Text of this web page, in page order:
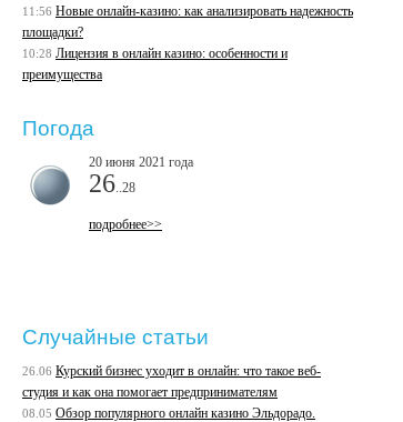
11:56 Новые онлайн-казино: как анализировать надежность
площадки?
10:28 Лицензия в онлайн казино: особенности и
преимущества
Погода
20 июня 2021 года
26 ..28
подробнее>>
Случайные статьи
26.06 Курский бизнес уходит в онлайн: что такое веб-
студия и как она помогает предпринимателям
08.05 Обзор популярного онлайн казино Эльдорадо.